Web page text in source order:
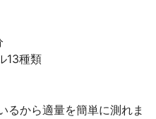
13種類
るから適量を簡単に測れま